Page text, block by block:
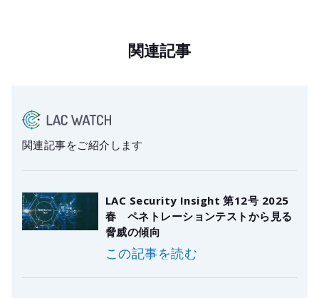
関連記事
関連記事をご紹介します
LAC Security Insight 第12号 2025
春 ペネトレーションテストから見る
脅威の傾向
この記事を読む